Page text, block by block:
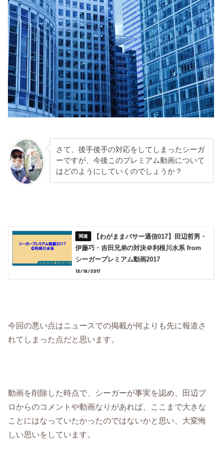
さて、後手後手の対応をしてしまったシーガ
ーですが、今後このプレミアム動画について
はどのようにしていくのでしょうか？
【わがままバサー通信017】田辺哲男・
伊藤巧・吉田兄弟の対決＠利根川水系 from
シーガープレミアム動画2017
12/18/2017
今回の悪い点はニュースでの掲載が何よりも先に報道さ
れてしまった点だと思います。
動画を削除した時点で、シーガーが事実を認め、田辺プ
ロからのコメントや動画なりがあれば、ここまで大きな
ことにはなっていたかったのではないかと思い、大変悔
しい思いをしています。